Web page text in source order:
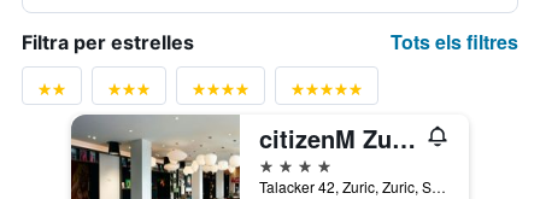
Filtra per estrelles Tots els filtres
citizenM Zurich
4 estrelles
Talacker 42, Zuric, Zuric, Suïssa